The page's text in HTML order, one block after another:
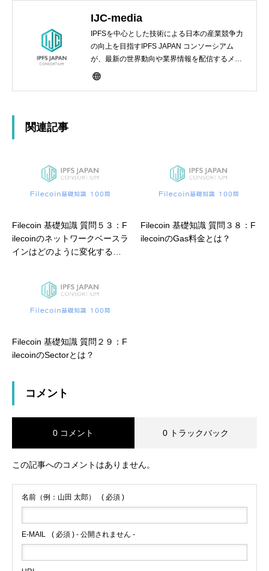
IJC-media
IPFSを中心とした技術による日本の産業競争力
の向上を目指すIPFS JAPAN コンソーシアム
が、最新の世界動向や業界情報を配信するメデ
ィアサイト
関連記事
Filecoin 基礎知識 質問５３：F
ilecoinのネットワークベースラ
インはどのように変化するの
Filecoin 基礎知識 質問３８：F
ilecoinのGas料金とは？
Filecoin 基礎知識 質問２９：F
ilecoinのSectorとは？
コメント
0 コメント 0 トラックバック
この記事へのコメントはありません。
名前（例：山田 太郎） ( 必須 )
E-MAIL ( 必須 ) - 公開されません -